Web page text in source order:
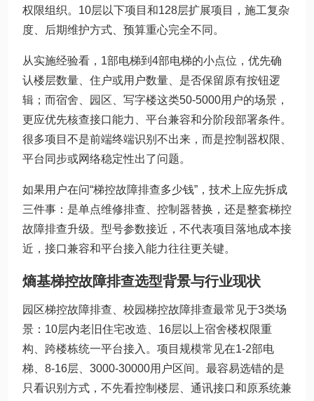
权限组织。10层以下项目和128层扩展项目，施工复杂
度、后期维护方式、预算重心完全不同。
从实施经验看，1部电梯到4部电梯的小点位，优先确
认楼层数量、住户或用户数量、是否保留原有按钮逻
辑；而宿舍、园区、写字楼这类50-5000用户的场景，
更应优先核查接口能力、平台兼容和分阶段部署条件。
很多项目不是前端终端识别不出来，而是控制器权限、
平台同步或网络稳定性出了问题。
如果用户在问“梯控故障排查多少钱”，技术上应先拆成
三件事：是单点维修排查、控制器替换，还是整套梯控
故障排查升级。型号参数接近，不代表项目落地成本接
近，接口兼容和平台接入能力往往更关键。
熵基梯控故障排查选型背景与行业现状
园区梯控故障排查、校园梯控故障排查最常见于3类场
景：10层内老旧住宅改造、16层以上宿舍楼权限重
构、跨楼栋统一平台接入。项目规模常见在1-2部电
梯、8-16层、3000-30000用户区间。最容易选错的是
只看识别方式，不先看控制楼层、通讯接口和原系统兼